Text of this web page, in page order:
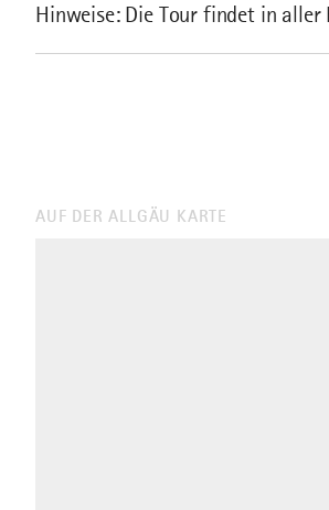
Hinweise: Die Tour findet in
AUF DER ALLGÄU KARTE